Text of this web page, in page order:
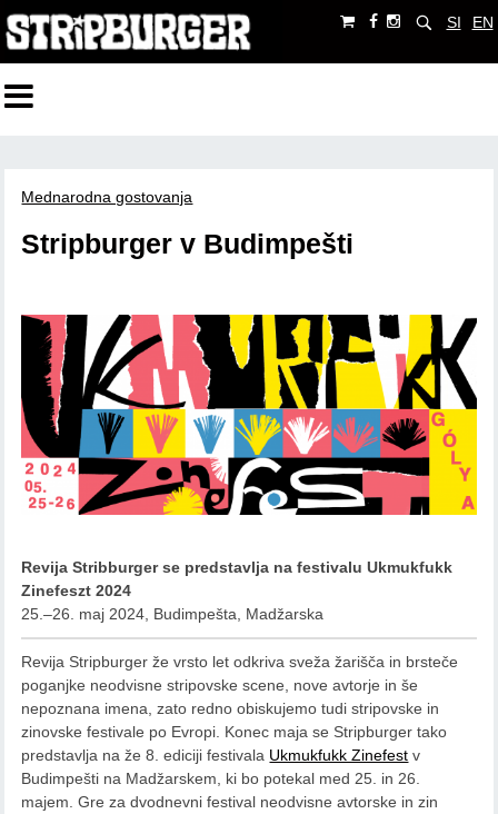
SI EN
Mednarodna gostovanja
Stripburger v Budimpešti
Revija Stribburger se predstavlja na festivalu Ukmukfukk
Zinefeszt 2024
25.–26. maj 2024, Budimpešta, Madžarska
Revija Stripburger že vrsto let odkriva sveža žarišča in brsteče
poganjke neodvisne stripovske scene, nove avtorje in še
nepoznana imena, zato redno obiskujemo tudi stripovske in
zinovske festivale po Evropi. Konec maja se Stripburger tako
predstavlja na že 8. ediciji festivala Ukmukfukk Zinefest v
Budimpešti na Madžarskem, ki bo potekal med 25. in 26.
majem. Gre za dvodnevni festival neodvisne avtorske in zin